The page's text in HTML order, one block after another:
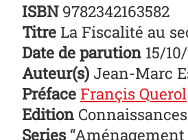
ISBN 9782342163582
Titre La Fiscalité au
Date de parution 15/
Auteur(s) Jean-Marc
Préface Françis Querol
Edition
Series